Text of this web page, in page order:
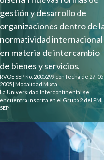
gestión y desarrollo de
organizaciones dentro de la
normatividad internacional
en materia de intercambio
de bienes y servicios.
RVOE SEP No. 2005299 con fecha de 27-
2005 | Modalidad Mixta
La Universidad Intercontinental se
encuentra inscrita en el Grupo 2 del PMI
SEP